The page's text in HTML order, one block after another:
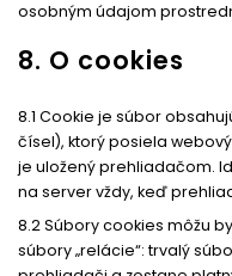
osobným údajom
8. O cookies
8.1 Cookie je súbor
čísel), ktorý posiela
je uložený prehliadačom.
na server vždy, keď
8.2 Súbory cookies môžu
súbory „relácie“: trvalý